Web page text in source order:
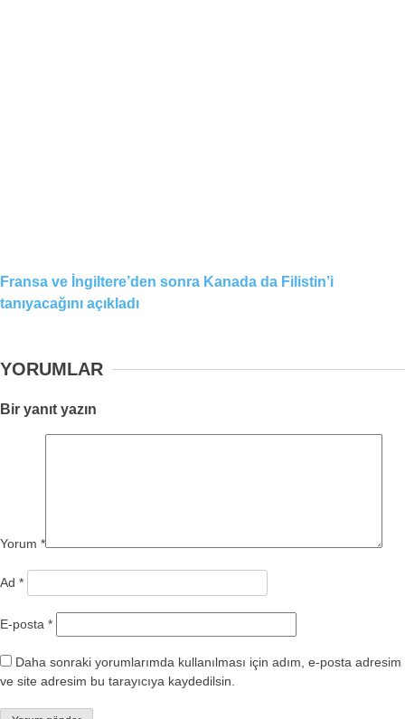
Fransa ve İngiltere’den sonra Kanada da Filistin’i
tanıyacağını açıkladı
YORUMLAR
Bir yanıt yazın
Yorum *
Ad *
E-posta *
Daha sonraki yorumlarımda kullanılması için adım, e-posta adresim
ve site adresim bu tarayıcıya kaydedilsin.